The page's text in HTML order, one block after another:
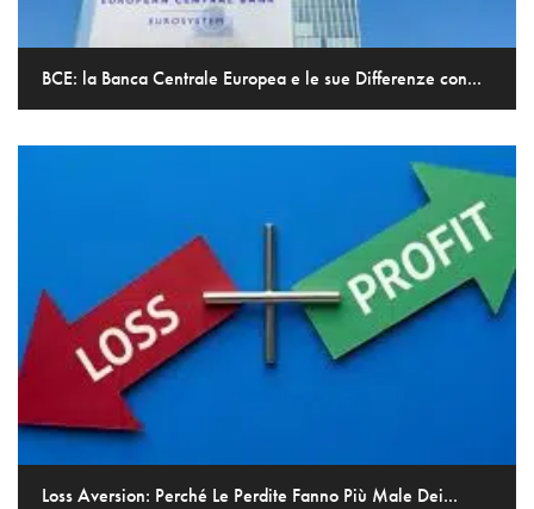
BCE: la Banca Centrale Europea e le sue Differenze con...
Loss Aversion: Perché Le Perdite Fanno Più Male Dei...